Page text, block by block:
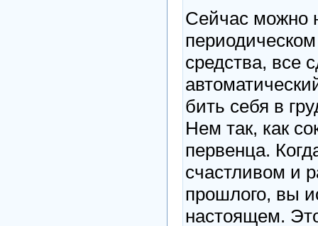
Сейчас можно
средства, все
бить себя в
Нем так, как
первенца.
счастливом и
прошлого, вы
настоящем.